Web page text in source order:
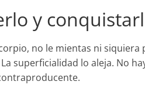
y
no le mientas ni
superficialidad lo aleja. No